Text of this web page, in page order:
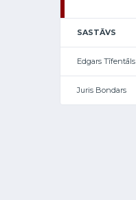
SASTĀVS
Edgars Tīfentāls
Juris Bondars